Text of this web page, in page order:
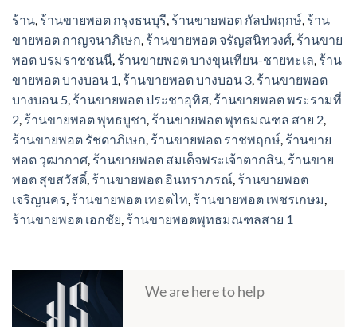
ร้าน ร้านขายพอต กรุงธนบุรี ร้านขายพอต กัลปพฤกษ์ ร้าน
ขายพอต กาญจนาภิเษก ร้านขายพอต จรัญสนิทวงศ์ ร้านขาย
พอต บรมราชชนนี ร้านขายพอต บางขุนเทียน-ชายทะเล ร้าน
ขายพอต บางบอน 1 ร้านขายพอต บางบอน 3 ร้านขายพอต
บางบอน 5 ร้านขายพอต ประชาอุทิศ ร้านขายพอต พระรามที่
2 ร้านขายพอต พุทธบูชา ร้านขายพอต พุทธมณฑล สาย 2
ร้านขายพอต รัชดาภิเษก ร้านขายพอต ราชพฤกษ์ ร้านขาย
พอต วุฒากาศ ร้านขายพอต สมเด็จพระเจ้าตากสิน ร้านขาย
พอต สุขสวัสดิ์ ร้านขายพอต อินทราภรณ์ ร้านขายพอต
เจริญนคร ร้านขายพอต เทอดไท ร้านขายพอต เพชรเกษม
ร้านขายพอต เอกชัย ร้านขายพอตพุทธมณฑลสาย 1
We are here to help